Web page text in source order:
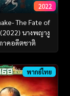
2022
The Fate of
นางพญางู
าคอดีตชาติ
พากย์ไทย